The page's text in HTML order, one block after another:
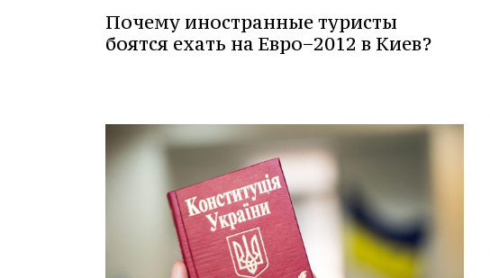
Почему иностранные туристы
боятся ехать на Евро−2012 в Киев?